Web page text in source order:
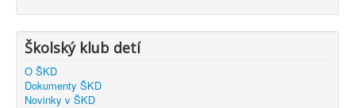
Školský klub detí
O ŠKD
Dokumenty ŠKD
Novinky v ŠKD